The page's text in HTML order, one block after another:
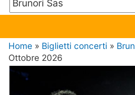
Home » Biglietti concerti »
Ottobre 2026